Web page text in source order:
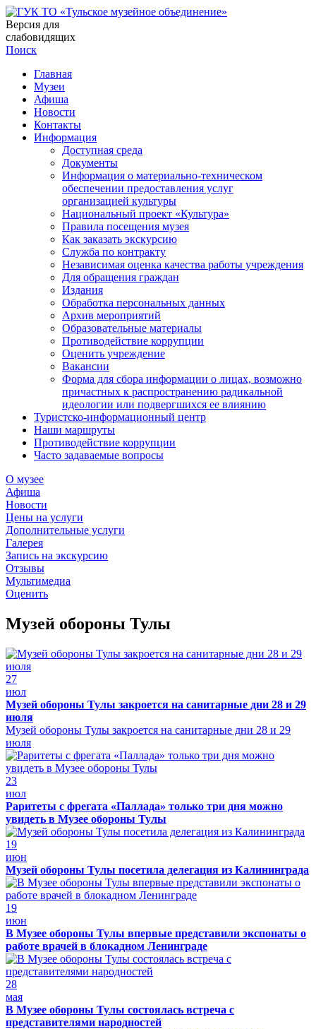
Версия для
слабовидящих
Поиск
Главная
Музеи
Афиша
Новости
Контакты
Информация
Доступная среда
Документы
Информация о материально-техническом
обеспечении предоставления услуг
организацией культуры
Национальный проект «Культура»
Правила посещения музея
Как заказать экскурсию
Служба по контракту
Независимая оценка качества работы учреждения
Для обращения граждан
Издания
Обработка персональных данных
Архив мероприятий
Образовательные материалы
Противодействие коррупции
Оценить учреждение
Вакансии
Форма для сбора информации о лицах, возможно
причастных к распространению радикальной
идеологии или подвергшихся ее влиянию
Туристско-информационный центр
Наши маршруты
Противодействие коррупции
Часто задаваемые вопросы
О музее
Афиша
Новости
Цены на услуги
Дополнительные услуги
Галерея
Запись на экскурсию
Отзывы
Мультимедиа
Оценить
Музей обороны Тулы
27
июл
Музей обороны Тулы закроется на санитарные дни 28 и 29
июля
Музей обороны Тулы закроется на санитарные дни 28 и 29
июля
23
июл
Раритеты с фрегата «Паллада» только три дня можно
увидеть в Музее обороны Тулы
19
июн
Музей обороны Тулы посетила делегация из Калининграда
19
июн
В Музее обороны Тулы впервые представили экспонаты о
работе врачей в блокадном Ленинграде
28
мая
В Музее обороны Тулы состоялась встреча с
представителями народностей